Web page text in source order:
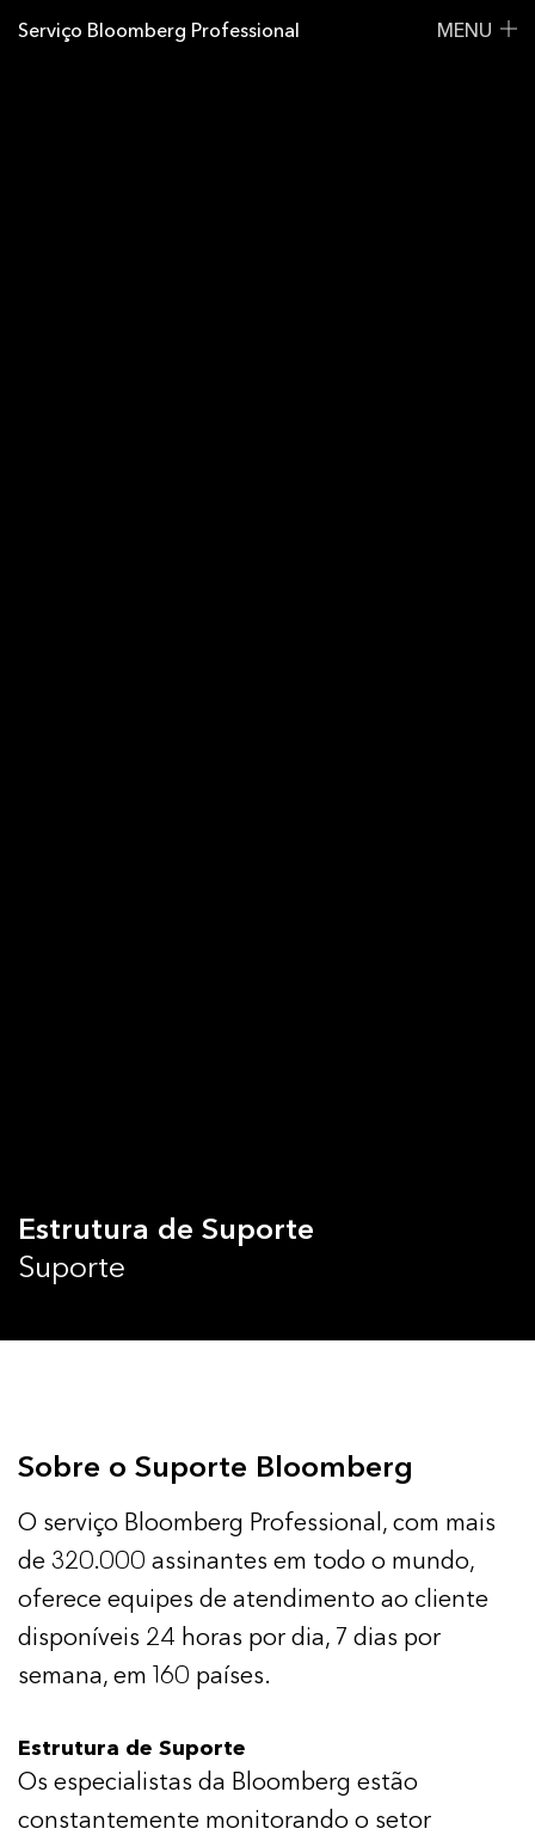
Serviço Bloomberg Professional MENU
Estrutura de Suporte
Suporte
Sobre o Suporte Bloomberg
O serviço Bloomberg Professional, com mais
de 320.000 assinantes em todo o mundo,
oferece equipes de atendimento ao cliente
disponíveis 24 horas por dia, 7 dias por
semana, em 160 países.
Estrutura de Suporte
Os especialistas da Bloomberg estão
constantemente monitorando o setor